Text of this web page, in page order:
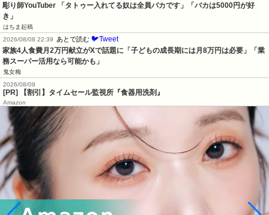
彫り師YouTuber 「タトゥー入れてる奴は全員バカです」「バカは5000円が好
き」
はちま起稿
2026/08/08 22:39
あとで読む 🐦Tweet
家族4人食費月2万円献立がXで話題に「子どもの成長期には月8万円は必要」「業
務スーパー活用なら可能かも」
鬼女梅
2026/08/09
[PR] 【割引】タイムセール監視所『食器用洗剤』
Amazon